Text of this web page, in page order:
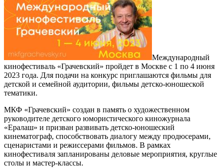
Международный
кинофестиваль «Грачевский» пройдет в Москве с 1 по 4 июня
2023 года. Для подачи на конкурс приглашаются фильмы для
детской и семейной аудитории, фильмы детско-юношеской
тематики.
МКФ «Грачевский» создан в память о художественном
руководителе детского юмористического киножурнала
«Ералаш» и призван развивать детско-юношеский
кинематограф, способствовать диалогу между продюсерами,
сценаристами и режиссерами фильмов. В рамках
кинофестиваля запланированы деловые мероприятия, круглые
столы и мастер-классы.